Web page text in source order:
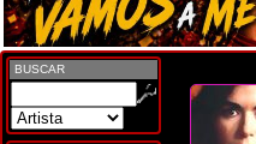
BUSCAR